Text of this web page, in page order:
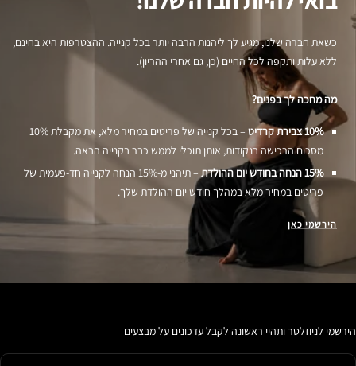
כשאת חברה שלנו, מגיע לך ליהנות הרבה יותר בכל קנייה. ההצטרפות היא בחינם,
ללא עלות ותקפה לכל החיים (כן, גם אחרי ההריון).
מה מחכה לך בפנים?
10% צבירת קרדיט
– בכל קנייה של פריטים במחיר מלא, את מקבלת 10%
מסכום הרכישה בנקודות, אותן תוכלי לממש כבר בקנייה הבאה.
15% הנחה בחודש יום ההולדת
– תיהני מ-15% הנחה לקנייה חד-פעמית של
פריטים במחיר מלא במהלך חודש יום ההולדת שלך.
הירשמי כאן
הירשמי לניוזלטר ותהיי ראשונה לקבל עדכונים על מבצעים